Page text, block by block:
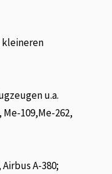
u.a.
109,Me-262,
A-380;